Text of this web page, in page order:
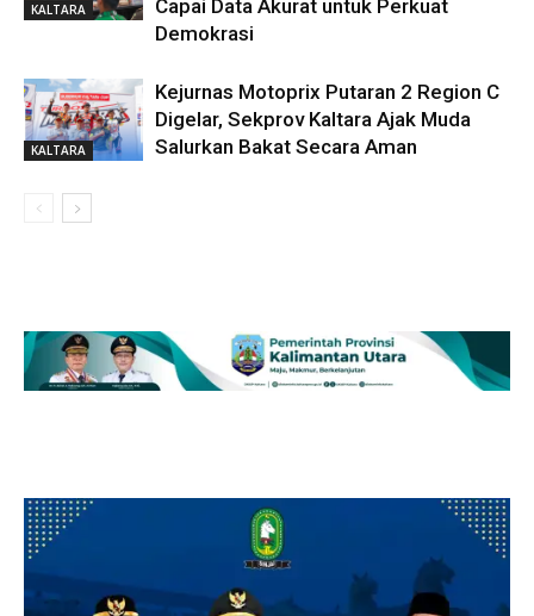
KALTARA
Capai Data Akurat untuk Perkuat
Demokrasi
KALTARA
Kejurnas Motoprix Putaran 2 Region C
Digelar, Sekprov Kaltara Ajak Muda
Salurkan Bakat Secara Aman